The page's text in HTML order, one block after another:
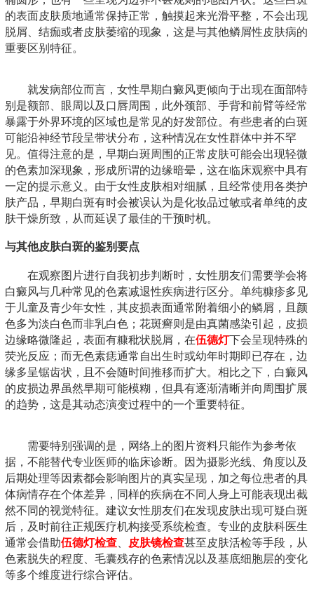
的表面皮肤质地通常保持正常，触摸起来光滑平整，不会出现
脱屑、结痂或者皮肤萎缩的现象，这是与其他鳞屑性皮肤病的
重要区别特征。
就发病部位而言，女性早期白癜风更倾向于出现在面部特
别是额部、眼周以及口唇周围，此外颈部、手背和前臂等经常
暴露于外界环境的区域也是常见的好发部位。有些患者的白斑
可能沿神经节段呈带状分布，这种情况在女性群体中并不罕
见。值得注意的是，早期白斑周围的正常皮肤可能会出现轻微
的色素加深现象，形成所谓的边缘暗晕，这在临床观察中具有
一定的提示意义。由于女性皮肤相对细腻，且经常使用各类护
肤产品，早期白斑有时会被误认为是化妆品过敏或者单纯的皮
肤干燥所致，从而延误了最佳的干预时机。
与其他皮肤白斑的鉴别要点
在观察图片进行自我初步判断时，女性朋友们需要学会将
白癜风与几种常见的色素减退性疾病进行区分。单纯糠疹多见
于儿童及青少年女性，其皮损表面通常附着细小的鳞屑，且颜
色多为淡白色而非乳白色；花斑癣则是由真菌感染引起，皮损
边缘略微隆起，表面有糠秕状脱屑，在伍德灯下会呈现特殊的
荧光反应；而无色素痣通常自出生时或幼年时期即已存在，边
缘多呈锯齿状，且不会随时间推移而扩大。相比之下，白癜风
的皮损边界虽然早期可能模糊，但具有逐渐清晰并向周围扩展
的趋势，这是其动态演变过程中的一个重要特征。
需要特别强调的是，网络上的图片资料只能作为参考依
据，不能替代专业医师的临床诊断。因为摄影光线、角度以及
后期处理等因素都会影响图片的真实呈现，加之每位患者的具
体病情存在个体差异，同样的疾病在不同人身上可能表现出截
然不同的视觉特征。建议女性朋友们在发现皮肤出现可疑白斑
后，及时前往正规医疗机构接受系统检查。专业的皮肤科医生
通常会借助伍德灯检查 皮肤镜检查甚至皮肤活检等手段，从
色素脱失的程度、毛囊残存的色素情况以及基底细胞层的变化
等多个维度进行综合评估。